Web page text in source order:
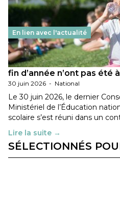
En lien avec l'actualité
Les décisions
fin d’année n’ont pas été
30 juin 2026 - National
Le 30 juin 2026, le dernier
Ministériel de l’Éducation
scolaire s’est réuni dans un
Lire la suite →
SÉLECTIONNÉS